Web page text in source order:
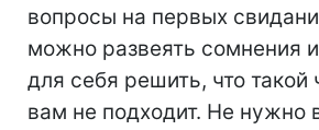
вопросы на первых
можно развеять сомнения
для себя решить, что такой
вам не подходит. Не нужно